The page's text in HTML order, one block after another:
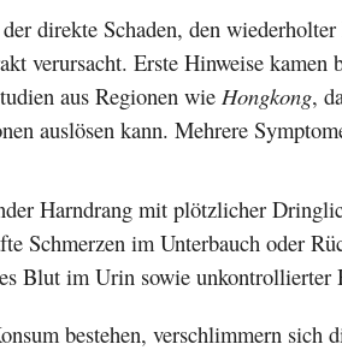
direkte Schaden, den wiederholter
verursacht. Erste Hinweise kamen
aus Regionen wie Hongkong,
auslösen kann. Mehrere
Harndrang mit plötzlicher
Schmerzen im Unterbauch oder
Blut im Urin sowie unkontrollierter
bestehen, verschlimmern sich